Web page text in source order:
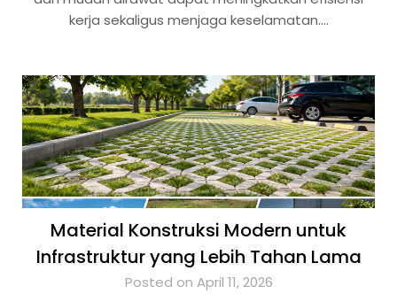
kerja sekaligus menjaga keselamatan….
Material Konstruksi Modern untuk
Infrastruktur yang Lebih Tahan Lama
Posted on April 11, 2026